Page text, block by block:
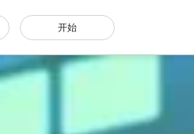
开始